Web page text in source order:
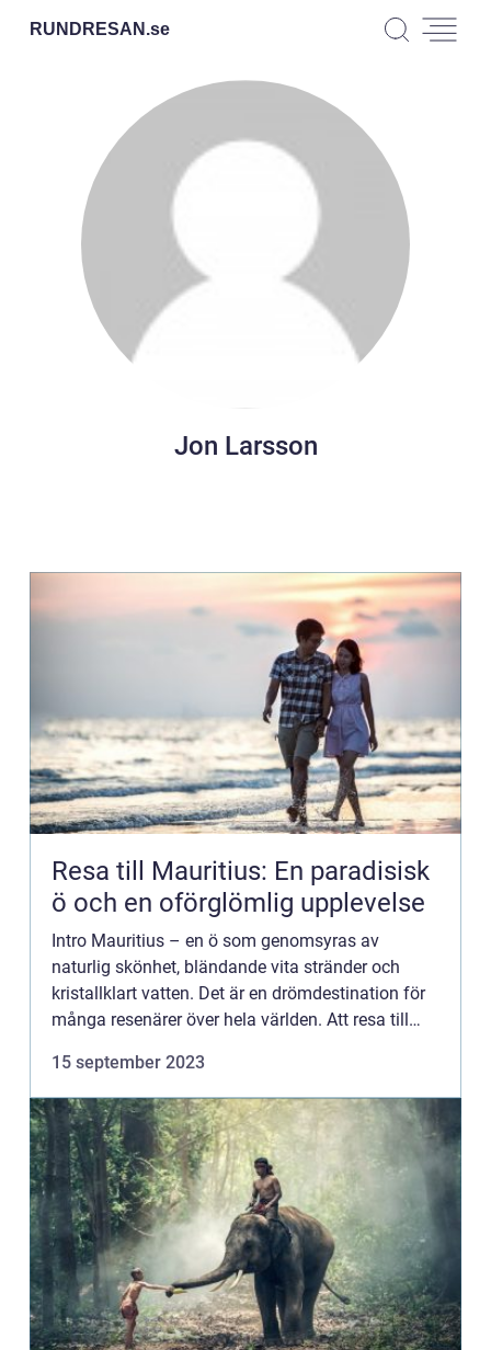
RUNDRESAN.se
Jon Larsson
Resa till Mauritius: En paradisisk
ö och en oförglömlig upplevelse
Intro Mauritius – en ö som genomsyras av
naturlig skönhet, bländande vita stränder och
kristallklart vatten. Det är en drömdestination för
många resenärer över hela världen. Att resa till
miljö, ...
15 september 2023